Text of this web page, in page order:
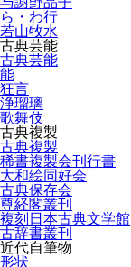
ら・わ行
若山牧水
古典芸能
古典芸能
能
狂言
浄瑠璃
歌舞伎
古典複製
古典複製
稀書複製会刊行書
大和絵同好会
古典保存会
尊経閣叢刊
複刻日本古典文学館
古辞書叢刊
近代自筆物
形状